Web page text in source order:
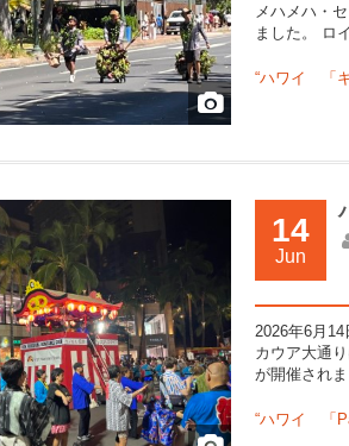
メハメハ・
ました。 ロ
“ハワイ 「
14
Jun
2026年6月
カウア大通
が開催され
“ハワイ 「